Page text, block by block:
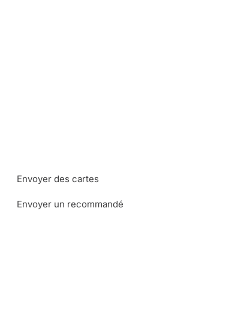
Envoyer des cartes
Envoyer un recommandé